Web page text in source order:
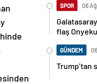
SPOR 06
flaş
GÜNDEM
Trump’tan